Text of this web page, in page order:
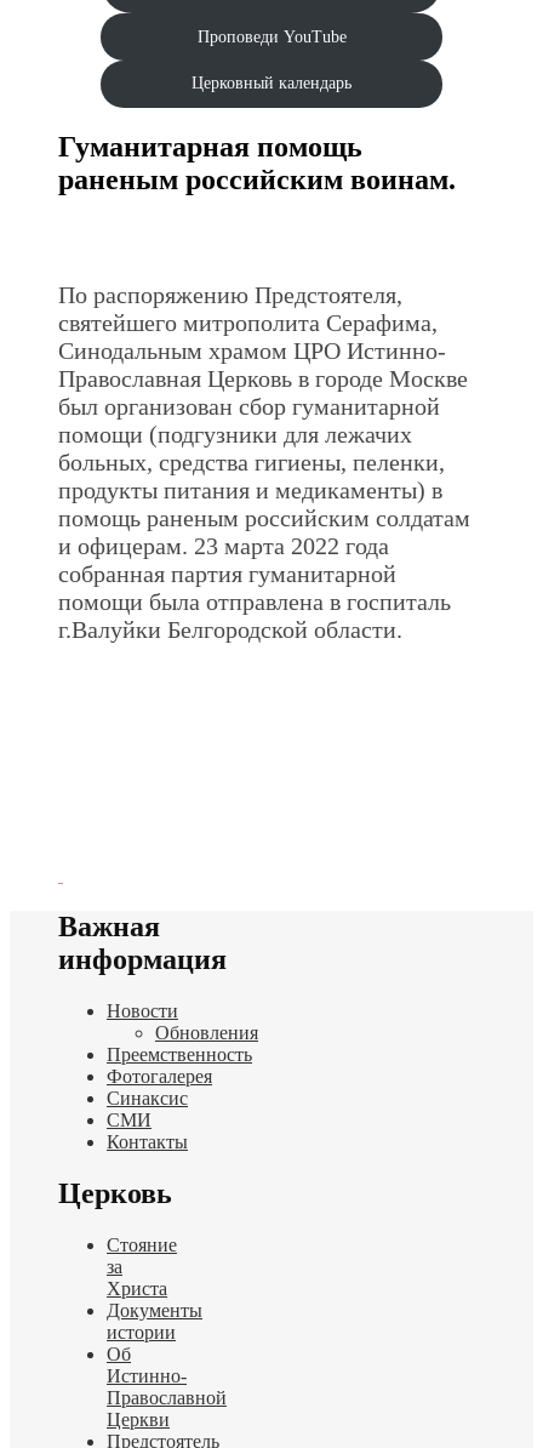
Проповеди YouTube
Церковный календарь
Гуманитарная помощь
раненым российским воинам.
По распоряжению Предстоятеля,
святейшего митрополита Серафима,
Синодальным храмом ЦРО Истинно-
Православная Церковь в городе Москве
был организован сбор гуманитарной
помощи (подгузники для лежачих
больных, средства гигиены, пеленки,
продукты питания и медикаменты) в
помощь раненым российским солдатам
и офицерам. 23 марта 2022 года
собранная партия гуманитарной
помощи была отправлена в госпиталь
г.Валуйки Белгородской области.
Важная
информация
Новости
Обновления
Преемственность
Фотогалерея
Синаксис
СМИ
Контакты
Церковь
Стояние
за
Христа
Документы
истории
Об
Истинно-
Православной
Церкви
Предстоятель